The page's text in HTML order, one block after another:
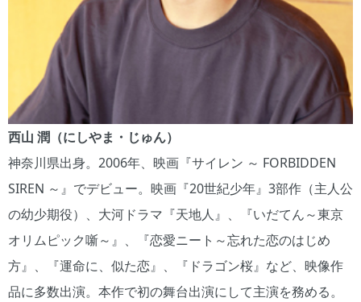
西山 潤（にしやま・じゅん）
神奈川県出身。2006年、映画『サイレン ～ FORBIDDEN
SIREN ～』でデビュー。映画『20世紀少年』3部作（主人公
の幼少期役）、大河ドラマ『天地人』、『いだてん～東京
オリムピック噺～』、『恋愛ニート～忘れた恋のはじめ
方』、『運命に、似た恋』、『ドラゴン桜』など、映像作
品に多数出演。本作で初の舞台出演にして主演を務める。